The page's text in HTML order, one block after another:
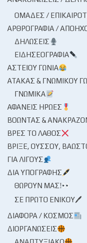
ΟΜΆΔΕΣ /
ΑΡΘΡΟΓΡΑΦΊΑ /
ΔΗΛΏΣΕΙΣ
ΕΙΔΗΣΕΟΓΡΑΦΊΑ
ΑΣΤΕΊΟΥ ΓΩΝΊΑ
ΑΤΆΚΑΣ & ΓΝΩΜΙΚΟΎ
ΓΝΩΜΙΚΆ
ΑΦΑΝΕΊΣ ΉΡΩΕΣ
ΒΟΏΝΤΑΣ &
ΒΡΕΣ ΤΟ ΛΆΘΟΣ
ΒΡΊΞΕ, ΟΎΣΣΟΥ,
ΓΙΑ ΛΊΓΟΥΣ
ΔΙΑ ΥΠΟΓΡΑΦΉΣ
ΘΩΡΟΎΝ ΜΑΣ!
ΣΕ ΠΡΏΤΟ ΕΝΙΚΟΎ🖊
ΔΙΆΦΟΡΑ / ΚΌΣΜΟΣ
ΔΙΟΡΓΑΝΏΣΕΙΣ